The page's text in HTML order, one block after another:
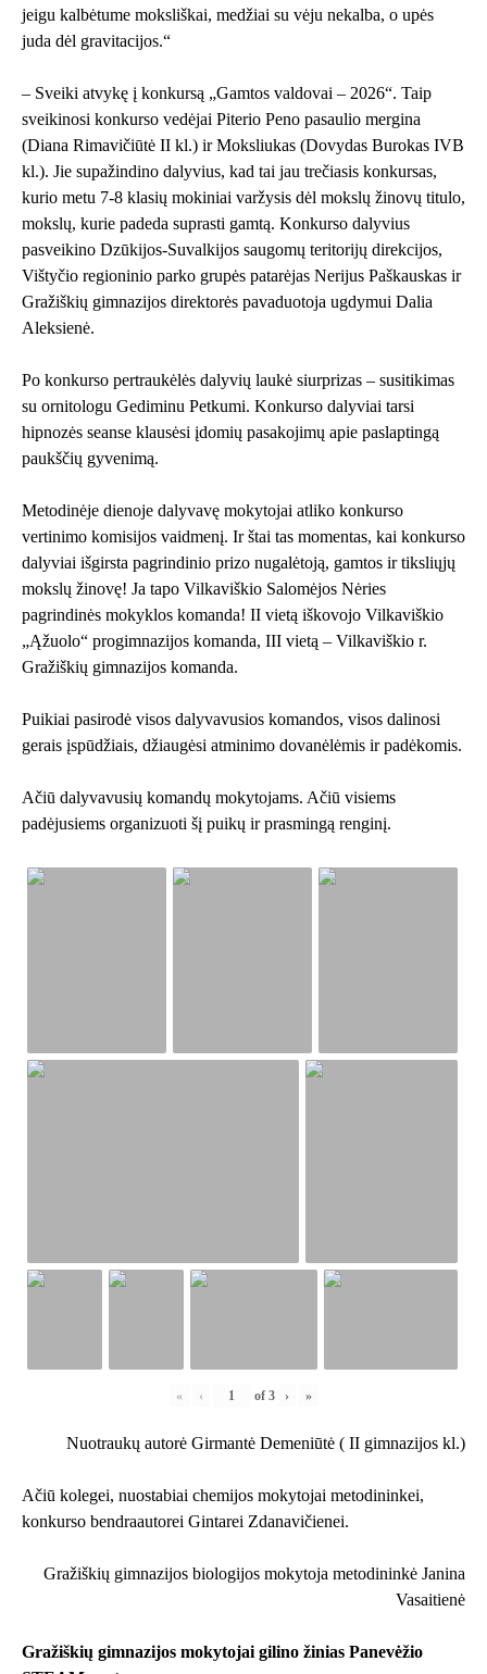
jeigu kalbėtume moksliškai, medžiai su vėju nekalba, o upės
juda dėl gravitacijos.“
– Sveiki atvykę į konkursą „Gamtos valdovai – 2026“. Taip
sveikinosi konkurso vedėjai Piterio Peno pasaulio mergina
(Diana Rimavičiūtė II kl.) ir Moksliukas (Dovydas Burokas IVB
kl.). Jie supažindino dalyvius, kad tai jau trečiasis konkursas,
kurio metu 7-8 klasių mokiniai varžysis dėl mokslų žinovų titulo,
mokslų, kurie padeda suprasti gamtą. Konkurso dalyvius
pasveikino Dzūkijos-Suvalkijos saugomų teritorijų direkcijos,
Vištyčio regioninio parko grupės patarėjas Nerijus Paškauskas ir
Gražiškių gimnazijos direktorės pavaduotoja ugdymui Dalia
Aleksienė.
Po konkurso pertraukėlės dalyvių laukė siurprizas – susitikimas
su ornitologu Gediminu Petkumi. Konkurso dalyviai tarsi
hipnozės seanse klausėsi įdomių pasakojimų apie paslaptingą
paukščių gyvenimą.
Metodinėje dienoje dalyvavę mokytojai atliko konkurso
vertinimo komisijos vaidmenį. Ir štai tas momentas, kai konkurso
dalyviai išgirsta pagrindinio prizo nugalėtoją, gamtos ir tiksliųjų
mokslų žinovę! Ja tapo Vilkaviškio Salomėjos Nėries
pagrindinės mokyklos komanda! II vietą iškovojo Vilkaviškio
„Ąžuolo“ progimnazijos komanda, III vietą – Vilkaviškio r.
Gražiškių gimnazijos komanda.
Puikiai pasirodė visos dalyvavusios komandos, visos dalinosi
gerais įspūdžiais, džiaugėsi atminimo dovanėlėmis ir padėkomis.
Ačiū dalyvavusių komandų mokytojams. Ačiū visiems
padėjusiems organizuoti šį puikų ir prasmingą renginį.
« ‹ of 3 › »
Nuotraukų autorė Girmantė Demeniūtė ( II gimnazijos kl.)
Ačiū kolegei, nuostabiai chemijos mokytojai metodininkei,
konkurso bendraautorei Gintarei Zdanavičienei.
Gražiškių gimnazijos biologijos mokytoja metodininkė Janina
Vasaitienė
Gražiškių gimnazijos mokytojai gilino žinias Panevėžio